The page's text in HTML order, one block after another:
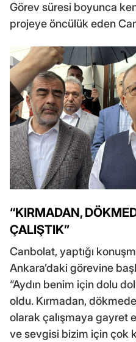
Görev süresi boyunca
projeye öncülük eden
“KIRMADAN,
ÇALIŞTIK”
Canbolat, yaptığı
Ankara’daki görevine
“Aydın benim için dolu
oldu. Kırmadan,
olarak çalışmaya gayret
ve sevgisi bizim için çok